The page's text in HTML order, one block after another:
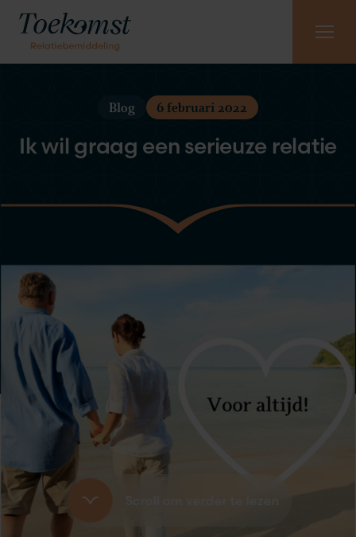
Meest gestelde vragen
Vraag gratis kennismaking aan
085 - 130 6965
Blog 6 februari 2022
Ik wil graag een serieuze relatie